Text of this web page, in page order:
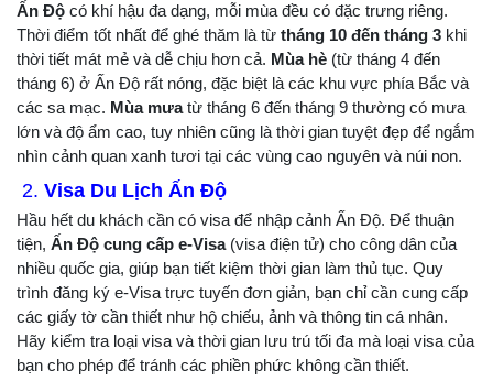
Ấn Độ có khí hậu đa dạng, mỗi mùa đều có đặc trưng riêng.
Thời điểm tốt nhất để ghé thăm là từ tháng 10 đến tháng 3 khi
thời tiết mát mẻ và dễ chịu hơn cả. Mùa hè (từ tháng 4 đến
tháng 6) ở Ấn Độ rất nóng, đặc biệt là các khu vực phía Bắc và
các sa mạc. Mùa mưatừ tháng 6 đến tháng 9 thường có mưa
lớn và độ ẩm cao, tuy nhiên cũng là thời gian tuyệt đẹp để ngắm
nhìn cảnh quan xanh tươi tại các vùng cao nguyên và núi non.
2. Visa Du Lịch Ấn Độ
Hầu hết du khách cần có visa để nhập cảnh Ấn Độ. Để thuận
tiện, Ấn Độ cung cấp e-Visa(visa điện tử) cho công dân của
nhiều quốc gia, giúp bạn tiết kiệm thời gian làm thủ tục. Quy
trình đăng ký e-Visa trực tuyến đơn giản, bạn chỉ cần cung cấp
các giấy tờ cần thiết như hộ chiếu, ảnh và thông tin cá nhân.
Hãy kiểm tra loại visa và thời gian lưu trú tối đa mà loại visa của
bạn cho phép để tránh các phiền phức không cần thiết.